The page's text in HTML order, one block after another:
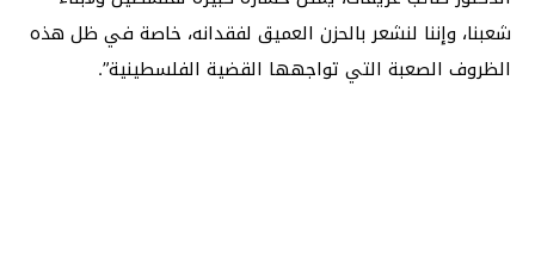
شعبنا، وإننا لنشعر بالحزن العميق لفقدانه، خاصة في ظل هذه
الظروف الصعبة التي تواجهها القضية الفلسطينية”.